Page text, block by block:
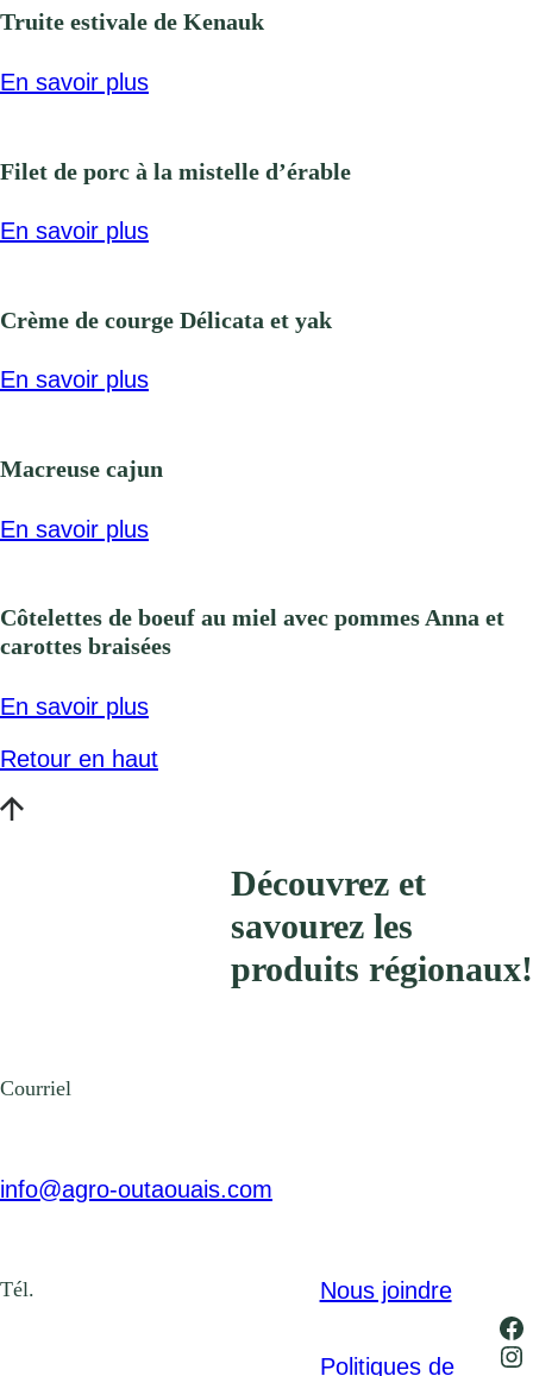
Truite estivale de Kenauk
En savoir plus
Filet de porc à la mistelle d’érable
En savoir plus
Crème de courge Délicata et yak
En savoir plus
Macreuse cajun
En savoir plus
Côtelettes de boeuf au miel avec pommes Anna et
carottes braisées
En savoir plus
Retour en haut
Découvrez et
savourez les
produits régionaux!
Courriel
info@agro-outaouais.com
Tél. Nous joindre
Politiques de